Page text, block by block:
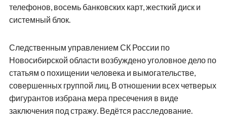
телефонов, восемь банковских карт, жесткий диск и
системный блок.
Следственным управлением СК России по
Новосибирской области возбуждено уголовное дело по
статьям о похищении человека и вымогательстве,
совершенных группой лиц. В отношении всех четверых
фигурантов избрана мера пресечения в виде
заключения под стражу. Ведётся расследование.